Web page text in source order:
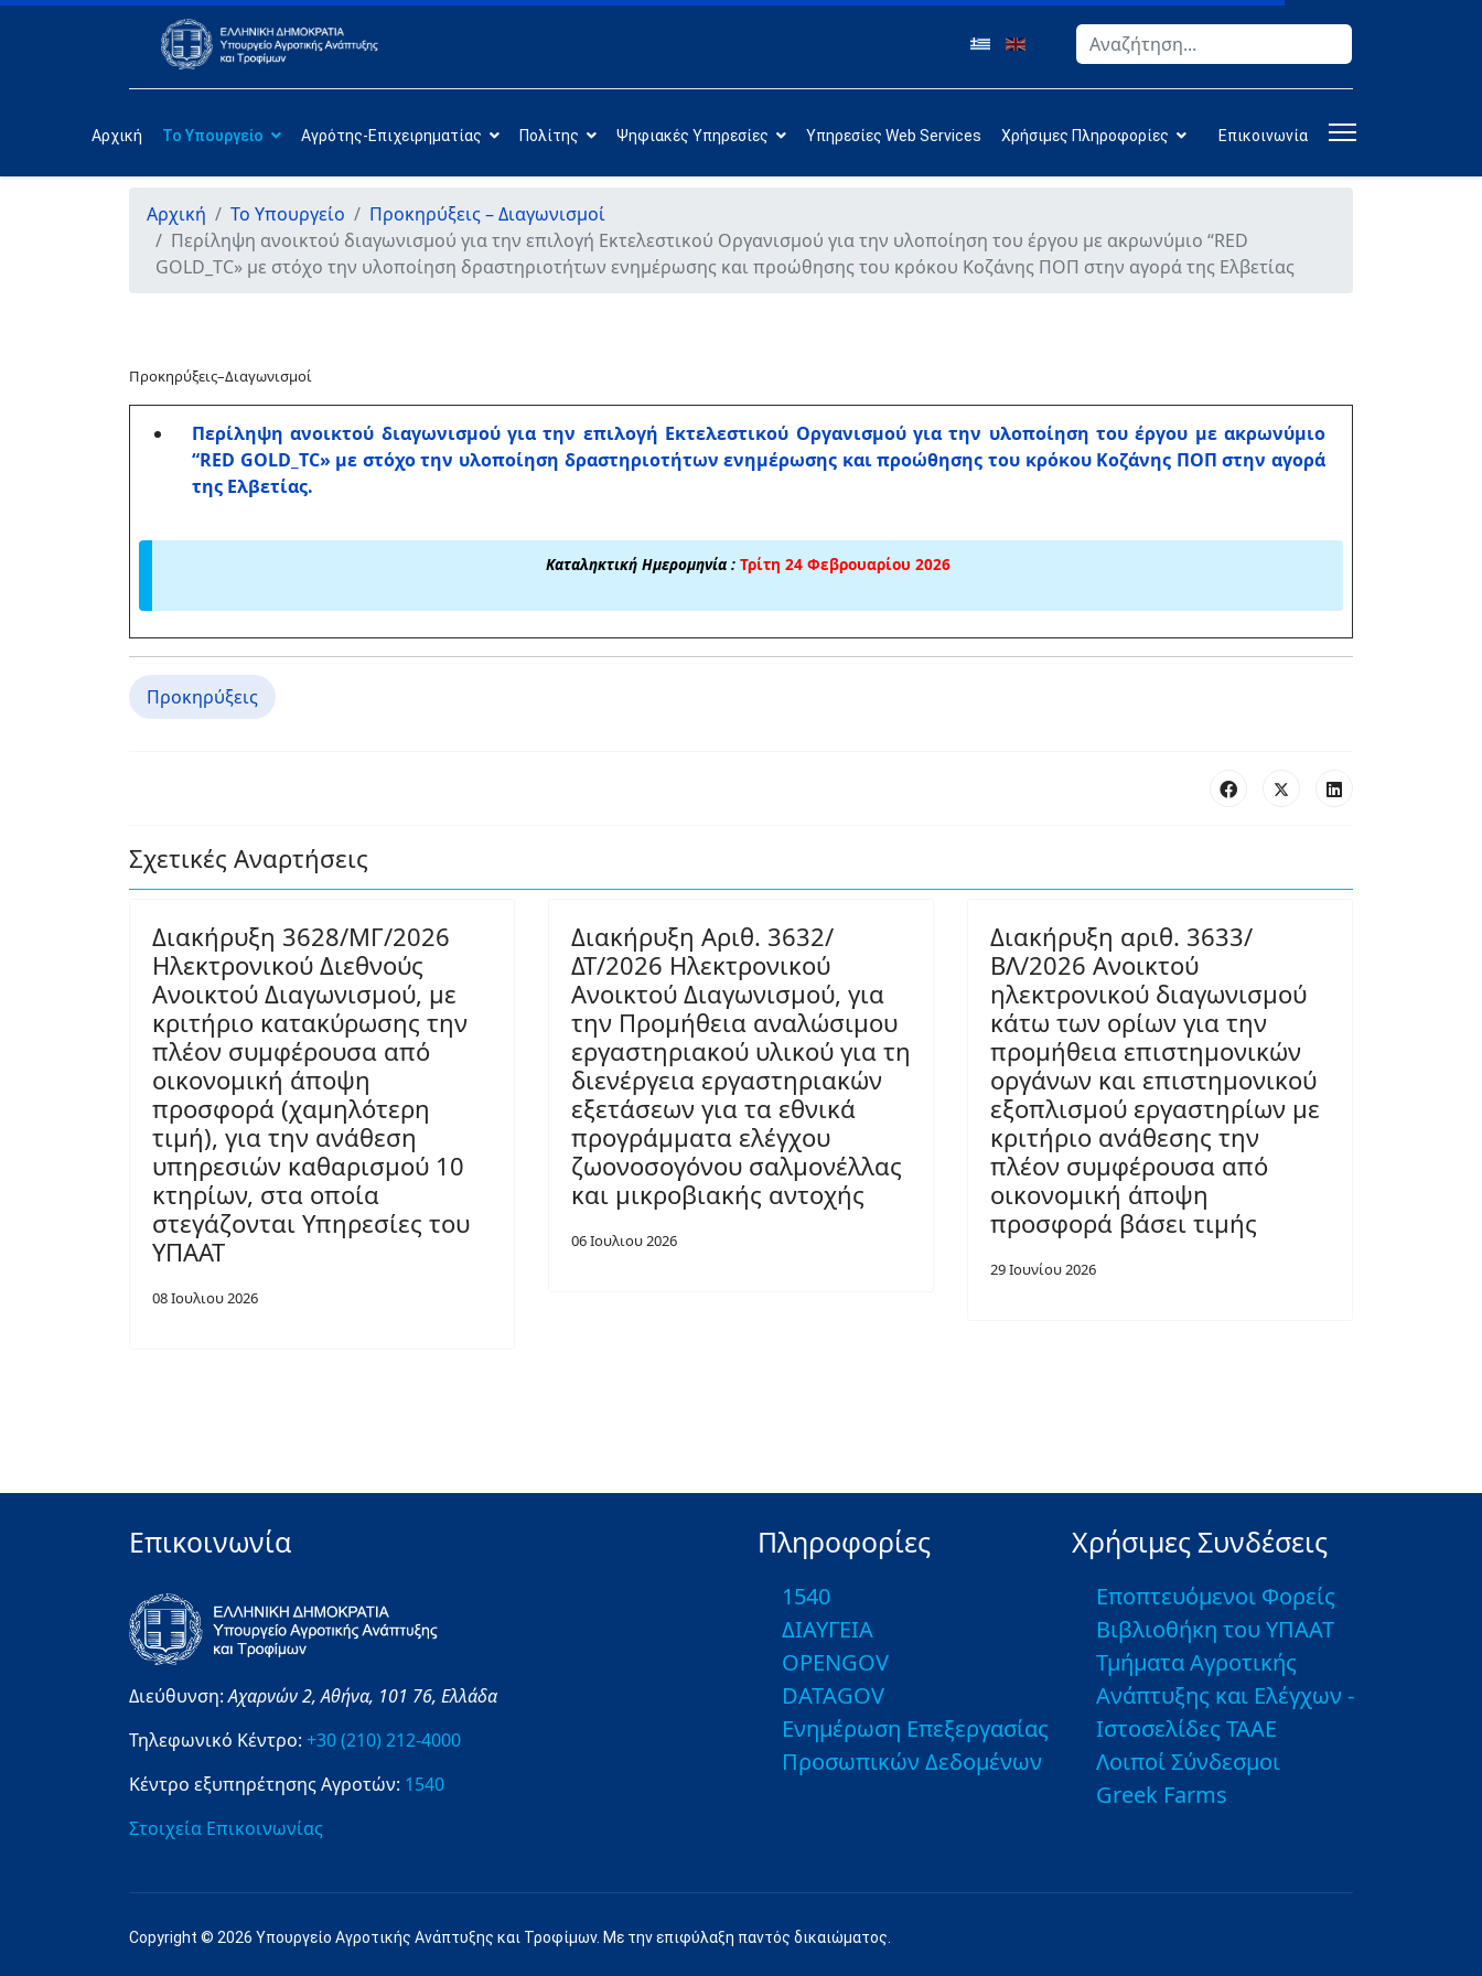
Αναζήτηση
Αρχική Το Υπουργείο Αγρότης-Επιχειρηματίας Πολίτης Ψηφιακές Υπηρεσίες Υπηρεσίες Web Services Χρήσιμες Πληροφορίες Επικοινωνία
Αρχική Το Υπουργείο
Προκηρύξεις – Διαγωνισμοί
Περίληψη ανοικτού διαγωνισμού για την επιλογή Εκτελεστικού Οργανισμού για την υλοποίηση του έργου με ακρωνύμιο “RED
GOLD_TC» με στόχο την υλοποίηση δραστηριοτήτων ενημέρωσης και προώθησης του κρόκου Κοζάνης ΠΟΠ στην αγορά της Ελβετίας
Προκηρύξεις–Διαγωνισμοί
Περίληψη ανοικτού διαγωνισμού για την επιλογή Εκτελεστικού Οργανισμού για την υλοποίηση του έργου με ακρωνύμιο
“RED GOLD_TC» με στόχο την υλοποίηση δραστηριοτήτων ενημέρωσης και προώθησης του κρόκου Κοζάνης ΠΟΠ στην αγορά
της Ελβετίας.
Καταληκτική Ημερομηνία : Τρίτη 24 Φεβρουαρίου 2026
Προκηρύξεις
Σχετικές Αναρτήσεις
Διακήρυξη 3628/ΜΓ/2026
Ηλεκτρονικού Διεθνούς
Ανοικτού Διαγωνισμού, με
κριτήριο κατακύρωσης την
πλέον συμφέρουσα από
οικονομική άποψη
προσφορά (χαμηλότερη
τιμή), για την ανάθεση
υπηρεσιών καθαρισμού 10
κτηρίων, στα οποία
στεγάζονται Υπηρεσίες του
ΥΠΑΑΤ
08 Ιουλιου 2026
Διακήρυξη Αριθ. 3632/
ΔΤ/2026 Ηλεκτρονικού
Ανοικτού Διαγωνισμού, για
την Προμήθεια αναλώσιμου
εργαστηριακού υλικού για τη
διενέργεια εργαστηριακών
εξετάσεων για τα εθνικά
προγράμματα ελέγχου
ζωονοσογόνου σαλμονέλλας
και μικροβιακής αντοχής
06 Ιουλιου 2026
Διακήρυξη αριθ. 3633/
ΒΛ/2026 Ανοικτού
ηλεκτρονικού διαγωνισμού
κάτω των ορίων για την
προμήθεια επιστημονικών
οργάνων και επιστημονικού
εξοπλισμού εργαστηρίων με
κριτήριο ανάθεσης την
πλέον συμφέρουσα από
οικονομική άποψη
προσφορά βάσει τιμής
29 Ιουνίου 2026
Επικοινωνία
Διεύθυνση:Αχαρνών 2,Αθήνα, 101 76, Ελλάδα
Τηλεφωνικό Κέντρο: +30 (210) 212-4000
Κέντρο εξυπηρέτησης Αγροτών: 1540
Στοιχεία Επικοινωνίας
Πληροφορίες
1540
ΔΙΑΥΓΕΙΑ
OPENGOV
DATAGOV
Ενημέρωση Επεξεργασίας
Προσωπικών Δεδομένων
Χρήσιμες Συνδέσεις
Εποπτευόμενοι Φορείς
Βιβλιοθήκη του ΥΠΑΑΤ
Τμήματα Αγροτικής
Ανάπτυξης και Ελέγχων -
Ιστοσελίδες ΤΑΑΕ
Λοιποί Σύνδεσμοι
Greek Farms
Copyright © 2026 Υπουργείο Αγροτικής Ανάπτυξης και Τροφίμων. Με την επιφύλαξη παντός δικαιώματος.